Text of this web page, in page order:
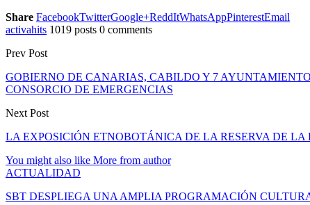
Share FacebookTwitterGoogle+ReddItWhatsAppPinterestEmail
activahits 1019 posts 0 comments
Prev Post
GOBIERNO DE CANARIAS, CABILDO Y 7
CONSORCIO DE EMERGENCIAS
Next Post
LA EXPOSICIÓN ETNOBOTÁNICA DE LA RESERVA DE LA
You might also like More from author
ACTUALIDAD
SBT DESPLIEGA UNA AMPLIA PROGRAMACIÓN